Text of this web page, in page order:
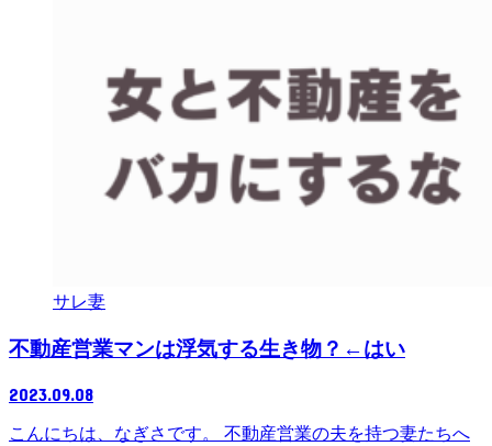
サレ妻
不動産営業マンは浮気する生き物？←はい
2023.09.08
こんにちは、なぎさです。 不動産営業の夫を持つ妻たちへ